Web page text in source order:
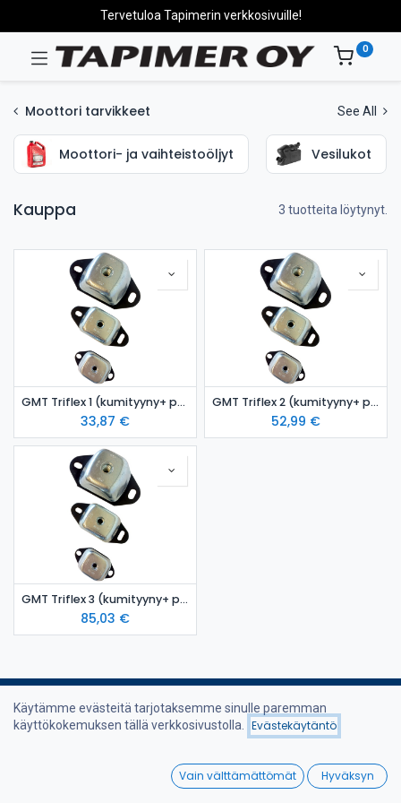
Nimi (A-Ö)
Wishlist
Tervetuloa Tapimerin verkkosivuille!
0
Moottori tarvikkeet See All
Moottori- ja vaihteistoöljyt Vesilukot
Kauppa 3 tuotteita löytynyt.
GMT Triflex 1 (kumityyny+ pulttisarja M12)
33,87 €
GMT Triflex 2 (kumityyny+ pulttisarja M16)
52,99 €
GMT Triflex 3 (kumityyny+ pulttisarja M20)
85,03 €
Käytämme evästeitä tarjotaksemme sinulle paremman
käyttökokemuksen tällä verkkosivustolla.
Evästekäytäntö
Vain välttämättömät Hyväksyn